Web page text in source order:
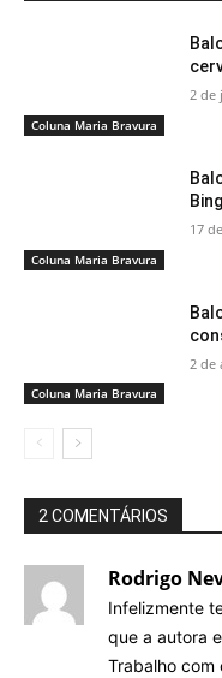
Coluna Maria Bravura
2 de
Coluna Maria Bravura
17
Coluna Maria Bravura
2 de
2 COMENTÁRIOS
Rodrigo
Infelizmente
que a autora
Trabalho com